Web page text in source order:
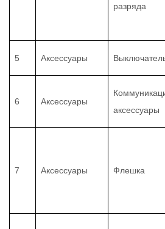
разряда
5 Аксессуары
6 Аксессуары
аксессуары
7 Аксессуары Флешка